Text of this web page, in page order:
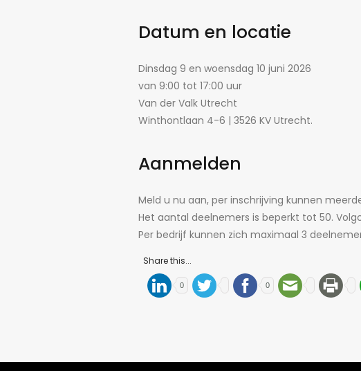
Datum en locatie
Dinsdag 9 en woensdag 10 juni 2026
van 9:00 tot 17:00 uur
Van der Valk Utrecht
Winthontlaan 4-6 | 3526 KV Utrecht.
Aanmelden
Meld u nu aan, per inschrijving kunnen
Het aantal deelnemers is beperkt tot 50.
Per bedrijf kunnen zich maximaal 3
Share this...
0 0